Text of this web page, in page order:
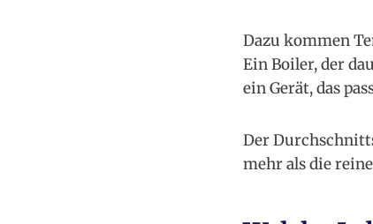
Dazu kommen
Ein Boiler, der
ein Gerät, das
Der
mehr als die